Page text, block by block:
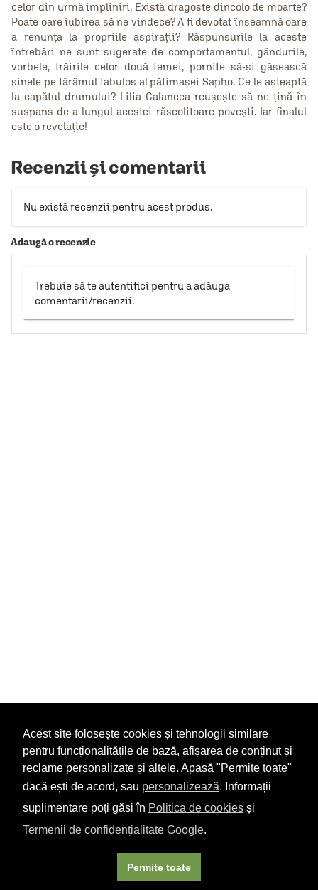
Acest site folosește cookies și tehnologii similare
pentru funcționalitățile de bază, afișarea de conținut și
reclame personalizate și altele. Apasă "Permite toate"
dacă ești de acord, sau personalizează. Informații
suplimentare poți găsi în Politica de cookies și
Termenii de confidențialitate Google.
Permite toate
celor din urmă împliniri. Există dragoste dincolo de moarte?
Poate oare iubirea să ne vindece? A fi devotat înseamnă oare
a renunța la propriile aspirații? Răspunsurile la aceste
întrebări ne sunt sugerate de comportamentul, gândurile,
vorbele, trăirile celor două femei, pornite să-și găsească
sinele pe tărâmul fabulos al pătimașei Sapho. Ce le așteaptă
la capătul drumului? Lilia Calancea reușește să ne țină în
suspans de-a lungul acestei răscolitoare povești. Iar finalul
este o revelație!
Recenzii și comentarii
Nu există recenzii pentru acest produs.
Adaugă o recenzie
Trebuie să te autentifici pentru a adăuga
comentarii/recenzii.